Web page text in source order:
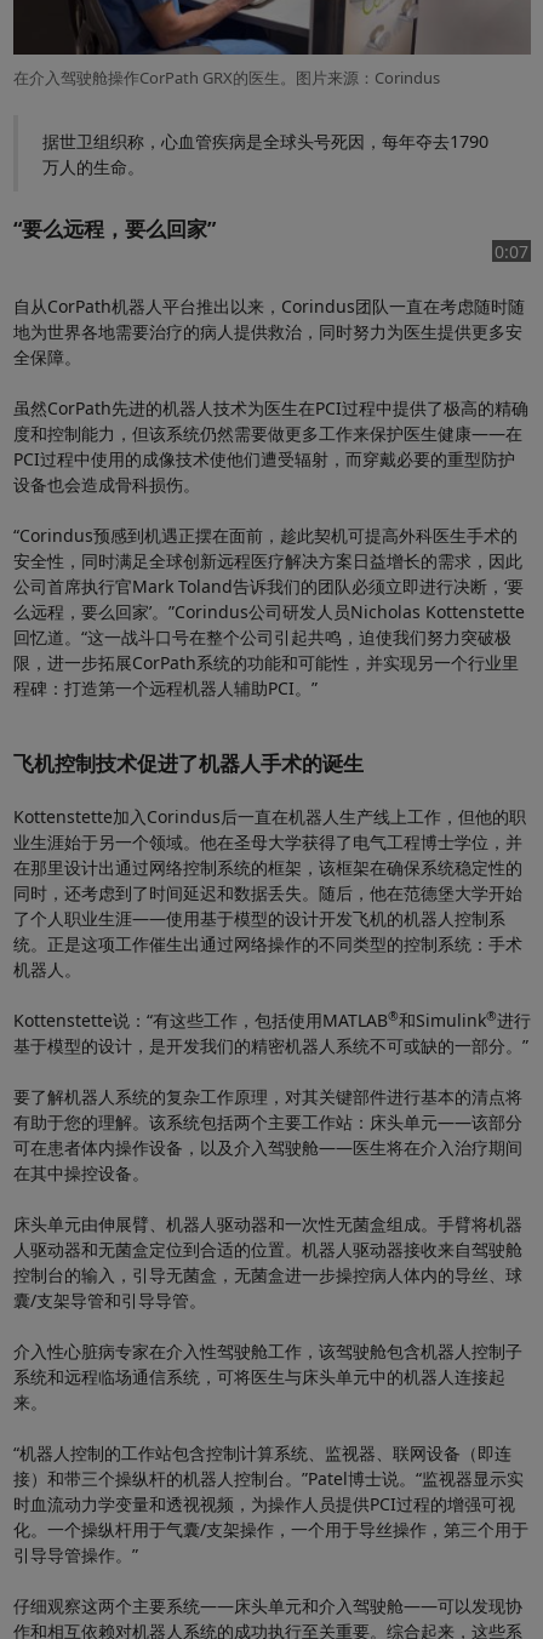
在介入驾驶舱操作CorPath GRX的医生。图片来源：Corindus
据世卫组织称，心血管疾病是全球头号死因，每年夺去1790
万人的生命。
“要么远程，要么回家”
频
0:07
自从CorPath机器人平台推出以来，Corindus团队一直在考虑随时随
地为世界各地需要治疗的病人提供救治，同时努力为医生提供更多安
全保障。
虽然CorPath先进的机器人技术为医生在PCI过程中提供了极高的精确
度和控制能力，但该系统仍然需要做更多工作来保护医生健康——在
PCI过程中使用的成像技术使他们遭受辐射，而穿戴必要的重型防护
设备也会造成骨科损伤。
“Corindus预感到机遇正摆在面前，趁此契机可提高外科医生手术的
安全性，同时满足全球创新远程医疗解决方案日益增长的需求，因此
公司首席执行官Mark Toland告诉我们的团队必须立即进行决断，‘要
么远程，要么回家’。”Corindus公司研发人员Nicholas Kottenstette
回忆道。“这一战斗口号在整个公司引起共鸣，迫使我们努力突破极
限，进一步拓展CorPath系统的功能和可能性，并实现另一个行业里
程碑：打造第一个远程机器人辅助PCI。”
飞机控制技术促进了机器人手术的诞生
Kottenstette加入Corindus后一直在机器人生产线上工作，但他的职
业生涯始于另一个领域。他在圣母大学获得了电气工程博士学位，并
在那里设计出通过网络控制系统的框架，该框架在确保系统稳定性的
同时，还考虑到了时间延迟和数据丢失。随后，他在范德堡大学开始
了个人职业生涯——使用基于模型的设计开发飞机的机器人控制系
统。正是这项工作催生出通过网络操作的不同类型的控制系统：手术
机器人。
Kottenstette说：“有这些工作，包括使用MATLAB®和Simulink®进行
基于模型的设计，是开发我们的精密机器人系统不可或缺的一部分。”
要了解机器人系统的复杂工作原理，对其关键部件进行基本的清点将
有助于您的理解。该系统包括两个主要工作站：床头单元——该部分
可在患者体内操作设备，以及介入驾驶舱——医生将在介入治疗期间
在其中操控设备。
床头单元由伸展臂、机器人驱动器和一次性无菌盒组成。手臂将机器
人驱动器和无菌盒定位到合适的位置。机器人驱动器接收来自驾驶舱
控制台的输入，引导无菌盒，无菌盒进一步操控病人体内的导丝、球
囊/支架导管和引导导管。
介入性心脏病专家在介入性驾驶舱工作，该驾驶舱包含机器人控制子
系统和远程临场通信系统，可将医生与床头单元中的机器人连接起
来。
“机器人控制的工作站包含控制计算系统、监视器、联网设备（即连
接）和带三个操纵杆的机器人控制台。”Patel博士说。“监视器显示实
时血流动力学变量和透视视频，为操作人员提供PCI过程的增强可视
化。一个操纵杆用于气囊/支架操作，一个用于导丝操作，第三个用于
引导导管操作。”
仔细观察这两个主要系统——床头单元和介入驾驶舱——可以发现协
作和相互依赖对机器人系统的成功执行至关重要。综合起来，这些系